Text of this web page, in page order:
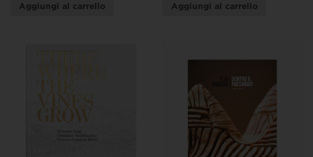
Aggiungi al carrello Aggiungi al carrello